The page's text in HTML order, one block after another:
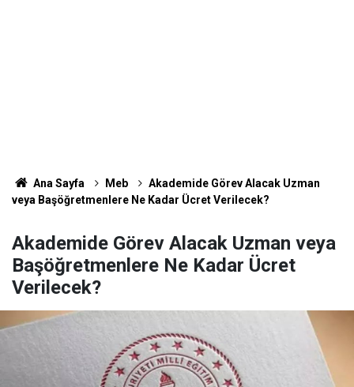
Ana Sayfa Meb
Akademide Görev Alacak Uzman
veya Başöğretmenlere Ne Kadar Ücret Verilecek?
Akademide Görev Alacak Uzman veya
Başöğretmenlere Ne Kadar Ücret
Verilecek?